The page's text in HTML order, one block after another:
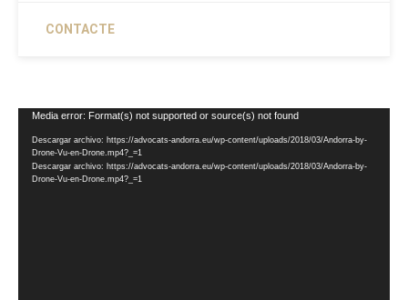
CONTACTE
Reproductor
vídeo
Media error: Format(s) not supported or source(s) not found
Descargar archivo: https://advocats-andorra.eu/wp-content/uploads/2018/03/Andorra-by-
Drone-Vu-en-Drone.mp4?_=1
Descargar archivo: https://advocats-andorra.eu/wp-content/uploads/2018/03/Andorra-by-
Drone-Vu-en-Drone.mp4?_=1